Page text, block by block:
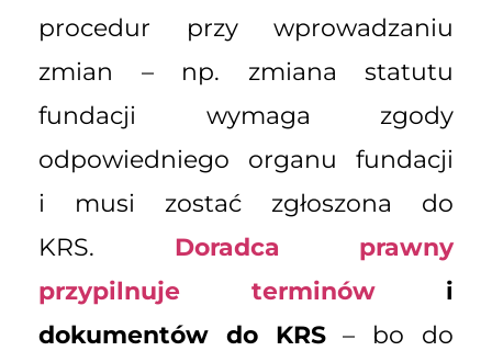
procedur przy wprowadzaniu
zmian – np. zmiana statutu
fundacji wymaga zgody
odpowiedniego organu fundacji
i musi zostać zgłoszona do
KRS. Doradca prawny
przypilnuje terminówi
dokumentów do KRS– bo do